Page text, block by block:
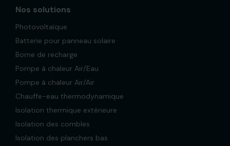
Nos solutions
Photovoltaïque
Batterie pour panneau solaire
Borne de recharge
Pompe à chaleur Air/Eau
Pompe à chaleur Air/Air
Chauffe-eau thermodynamique
Isolation thermique extérieure
Isolation des combles
Isolation des planchers bas